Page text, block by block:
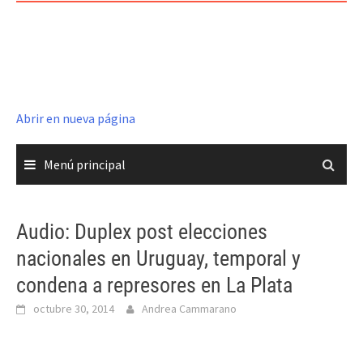
Abrir en nueva página
Menú principal
Audio: Duplex post elecciones
nacionales en Uruguay, temporal y
condena a represores en La Plata
octubre 30, 2014 Andrea Cammarano